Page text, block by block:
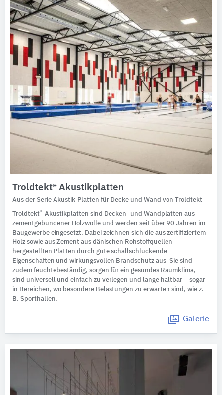
Troldtekt® Akustikplatten
Aus der Serie Akustik-Platten für Decke und Wand von Troldtekt
Troldtekt®-Akustikplatten sind Decken- und Wandplatten aus
zementgebundener Holzwolle und werden seit über 90 Jahren im
Baugewerbe eingesetzt. Dabei zeichnen sich die aus zertifiziertem
Holz sowie aus Zement aus dänischen Rohstoffquellen
hergestellten Platten durch gute schallschluckende
Eigenschaften und wirkungsvollen Brandschutz aus. Sie sind
zudem feuchtebeständig, sorgen für ein gesundes Raumklima,
sind universell und einfach zu verlegen und lange haltbar – sogar
in Bereichen, wo besondere Belastungen zu erwarten sind, wie z.
B. Sporthallen.
Galerie